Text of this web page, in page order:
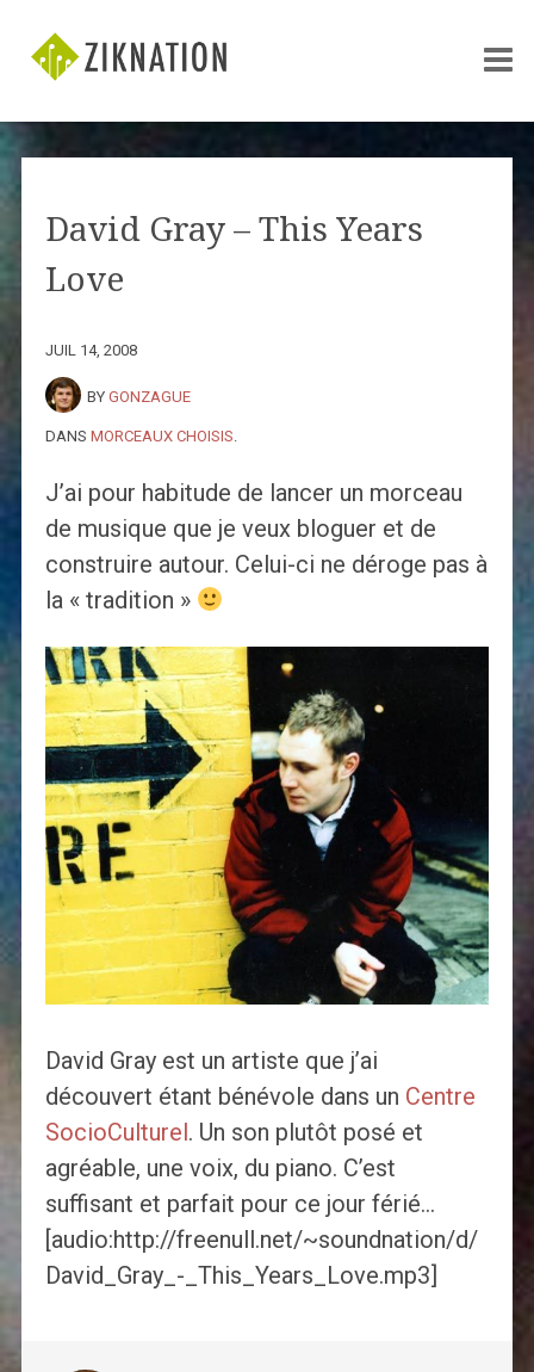
David Gray – This Years
Love
JUIL 14, 2008
BY GONZAGUE
DANS MORCEAUX CHOISIS
J’ai pour habitude de lancer un morceau
de musique que je veux bloguer et de
construire autour. Celui-ci ne déroge pas à
la « tradition »
David Gray est un artiste que j’ai
découvert étant bénévole dans un Centre
SocioCulturel. Un son plutôt posé et
agréable, une voix, du piano. C’est
suffisant et parfait pour ce jour férié…
[audio:http://freenull.net/~soundnation/d/
David_Gray_-_This_Years_Love.mp3]